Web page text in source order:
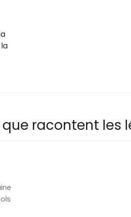
racontent les